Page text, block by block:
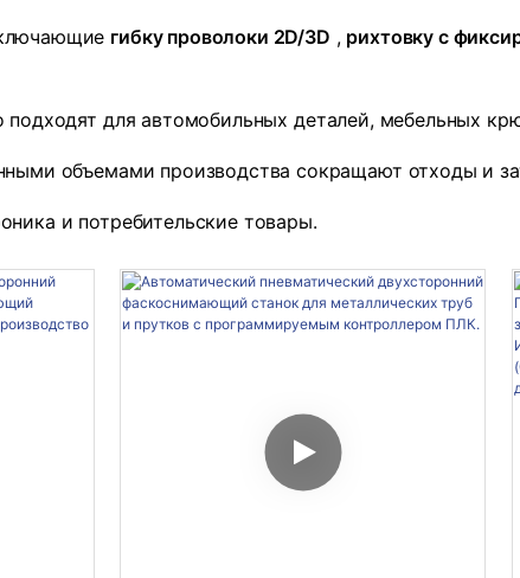
гибку проволоки 2D/3D , рихтовку с
для автомобильных деталей, мебельных
объемами производства сокращают отходы и
и потребительские товары.